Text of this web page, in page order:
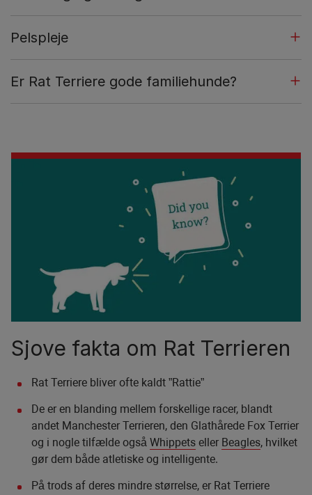
Pelspleje
Er Rat Terriere gode familiehunde?
Sjove fakta om Rat Terrieren
Rat Terriere bliver ofte kaldt ”Rattie”
De er en blanding mellem forskellige racer, blandt
andet Manchester Terrieren, den Glathårede Fox Terrier
og i nogle tilfælde også Whippets eller Beagles, hvilket
gør dem både atletiske og intelligente.
På trods af deres mindre størrelse, er Rat Terriere